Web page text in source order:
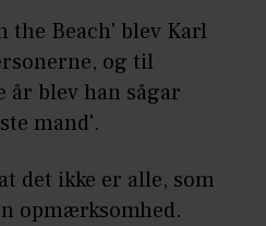
the Beach' blev Karl
og til
år blev han sågar
mand'.
det ikke er alle, som
opmærksomhed.